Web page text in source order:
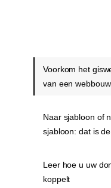
Voorkom het
van een
Naar sjabloon of
sjabloon: dat is de
Leer hoe u uw
koppelt